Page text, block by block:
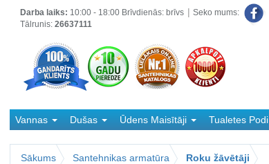
Darba laiks: 10:00 - 18:00 Brīvdienās: brīvs
Tālrunis: 26637111
Seko mums:
Vannas Dušas Ūdens Maisītāji Tualetes Podi
Sākums
Santehnikas armatūra Roku žāvētāji